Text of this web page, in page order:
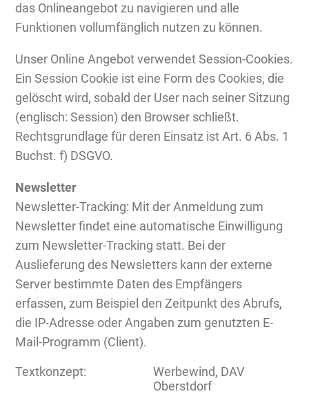
das Onlineangebot zu navigieren und alle
Funktionen vollumfänglich nutzen zu können.
Unser Online Angebot verwendet Session-Cookies.
Ein Session Cookie ist eine Form des Cookies, die
gelöscht wird, sobald der User nach seiner Sitzung
(englisch: Session) den Browser schließt.
Rechtsgrundlage für deren Einsatz ist Art. 6 Abs. 1
Buchst. f) DSGVO.
Newsletter
Newsletter-Tracking: Mit der Anmeldung zum
Newsletter findet eine automatische Einwilligung
zum Newsletter-Tracking statt. Bei der
Auslieferung des Newsletters kann der externe
Server bestimmte Daten des Empfängers
erfassen, zum Beispiel den Zeitpunkt des Abrufs,
die IP-Adresse oder Angaben zum genutzten E-
Mail-Programm (Client).
Textkonzept:
Werbewind, DAV
Oberstdorf